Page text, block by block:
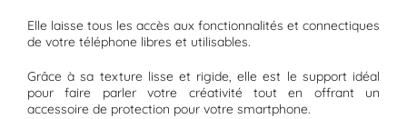
Elle laisse tous les accès aux fonctionnalités et connectiques
de votre téléphone libres et utilisables.
Grâce à sa texture lisse et rigide, elle est le support idéal
pour faire parler votre créativité tout en offrant un
accessoire de protection pour votre smartphone.